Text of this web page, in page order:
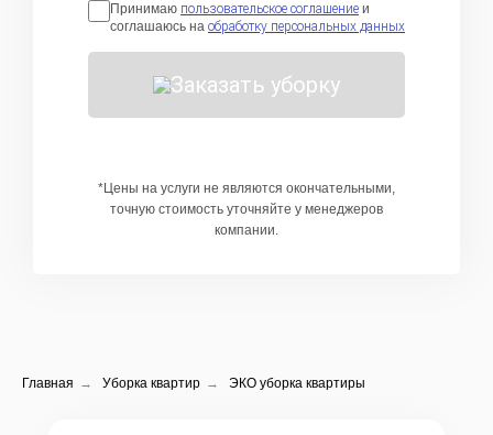
Принимаю пользовательское соглашение и
соглашаюсь на обработку персональных данных
Заказать уборку
*Цены на услуги не являются окончательными,
точную стоимость уточняйте у менеджеров
компании.
Главная → Уборка квартир → ЭКО уборка квартиры